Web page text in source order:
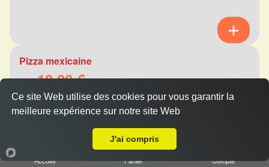
Pizza mexicaine
Dès10.00 €
Base sauce tomate, fromage, viande hachée,
merguez, champignons, poivrons
Accueil Panier Compte
Ce site Web utilise des cookies pour vous garantir la
meilleure expérience sur notre site Web
J'ai compris